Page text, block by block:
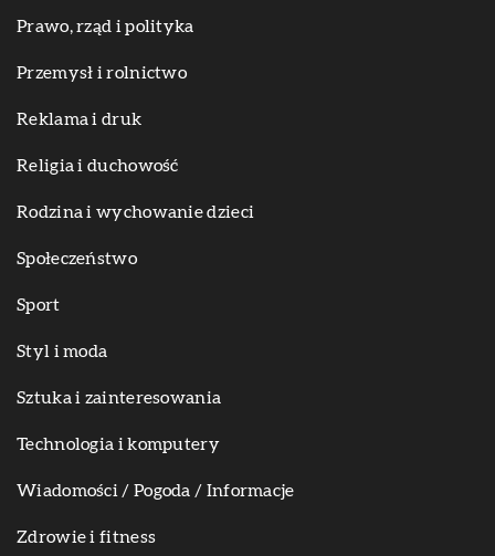
Prawo, rząd i polityka
Przemysł i rolnictwo
Reklama i druk
Religia i duchowość
Rodzina i wychowanie dzieci
Społeczeństwo
Sport
Styl i moda
Sztuka i zainteresowania
Technologia i komputery
Wiadomości / Pogoda / Informacje
Zdrowie i fitness